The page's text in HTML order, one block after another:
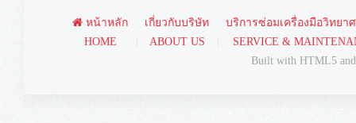
หน้าหลัก
HOME
เกี่ยวกับบริษัท
ABOUT US
บริการซ่อมเครื่องมือวิทยา
SERVICE &
Built with HTML5